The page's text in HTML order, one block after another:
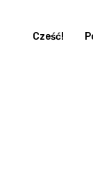
Cześć!